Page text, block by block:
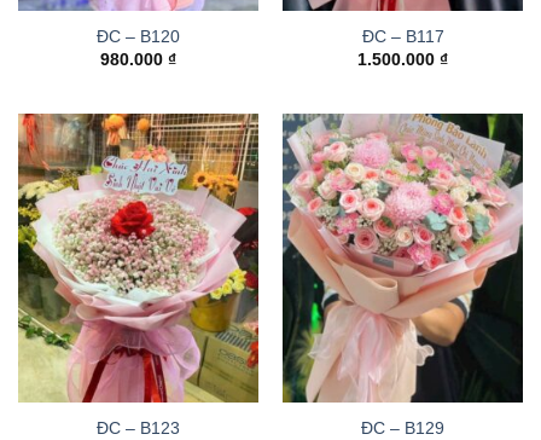
ĐC – B120
980.000 ₫
ĐC – B117
1.500.000 ₫
ĐC – B123
ĐC – B129